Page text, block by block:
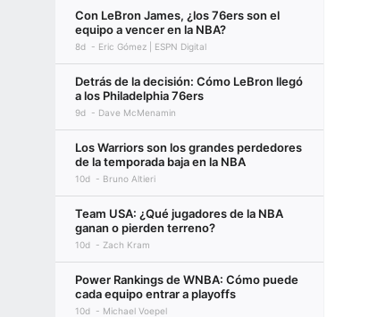
Con LeBron James, ¿los 76ers son el
equipo a vencer en la NBA?
8d Eric Gómez | ESPN Digital
Detrás de la decisión: Cómo LeBron llegó
a los Philadelphia 76ers
9d Dave McMenamin
Los Warriors son los grandes perdedores
de la temporada baja en la NBA
10d Bruno Altieri
Team USA: ¿Qué jugadores de la NBA
ganan o pierden terreno?
10d Zach Kram
Power Rankings de WNBA: Cómo puede
cada equipo entrar a playoffs
10d Michael Voepel